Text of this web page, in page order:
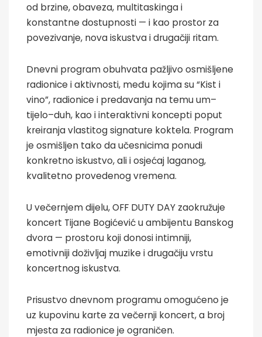
od brzine, obaveza, multitaskinga i
konstantne dostupnosti — i kao prostor za
povezivanje, nova iskustva i drugačiji ritam.
Dnevni program obuhvata pažljivo osmišljene
radionice i aktivnosti, među kojima su “Kist i
vino”, radionice i predavanja na temu um–
tijelo–duh, kao i interaktivni koncepti poput
kreiranja vlastitog signature koktela. Program
je osmišljen tako da učesnicima ponudi
konkretno iskustvo, ali i osjećaj laganog,
kvalitetno provedenog vremena.
U večernjem dijelu, OFF DUTY DAY zaokružuje
koncert Tijane Bogićević u ambijentu Banskog
dvora — prostoru koji donosi intimniji,
emotivniji doživljaj muzike i drugačiju vrstu
koncertnog iskustva.
Prisustvo dnevnom programu omogućeno je
uz kupovinu karte za večernji koncert, a broj
mjesta za radionice je ograničen.